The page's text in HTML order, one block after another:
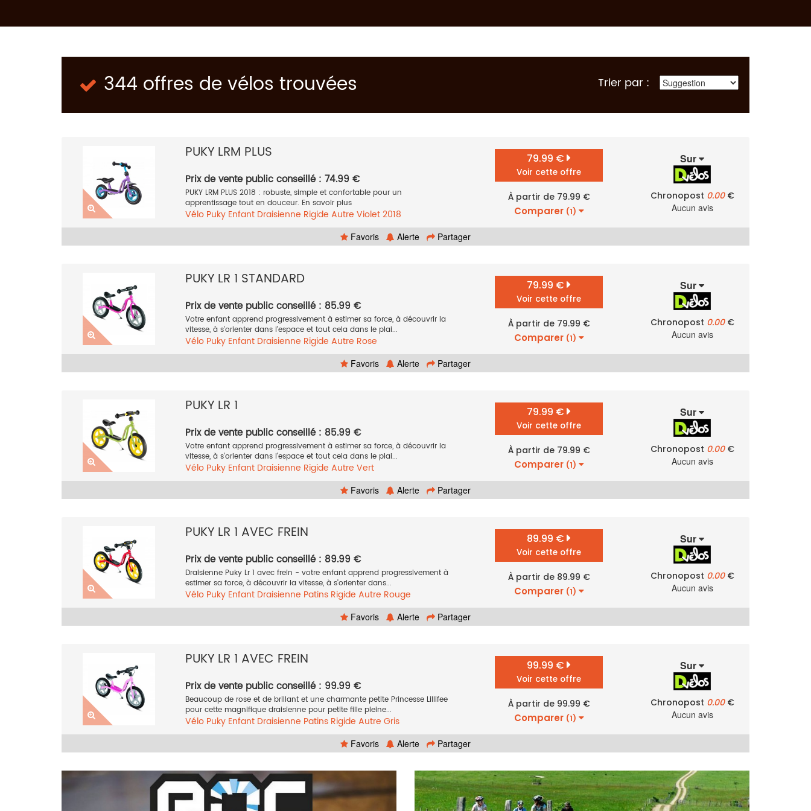
344 offres de vélos trouvées Trier par :
PUKY LRM PLUS
Prix de vente public conseillé : 74.99 €
PUKY LRM PLUS 2018 : robuste, simple et confortable pour un
apprentissage tout en douceur. En savoir plus
Vélo Puky Enfant Draisienne Rigide Autre Violet2018
79.99 €
Voir cette offre
À partir de 79.99 €
Comparer (1)
Sur
Chronopost 0.00€
Aucun avis
Favoris Alerte Partager
PUKY LR 1 STANDARD
Prix de vente public conseillé : 85.99 €
Votre enfant apprend progressivement à estimer sa force, à découvrir la
vitesse, à s'orienter dans l'espace et tout cela dans le plai...
Vélo Puky Enfant Draisienne Rigide Autre Rose
79.99 €
Voir cette offre
À partir de 79.99 €
Comparer (1)
Sur
Chronopost 0.00€
Aucun avis
Favoris Alerte Partager
PUKY LR 1
Prix de vente public conseillé : 85.99 €
Votre enfant apprend progressivement à estimer sa force, à découvrir la
vitesse, à s'orienter dans l'espace et tout cela dans le plai...
Vélo Puky Enfant Draisienne Rigide Autre Vert
79.99 €
Voir cette offre
À partir de 79.99 €
Comparer (1)
Sur
Chronopost 0.00€
Aucun avis
Favoris Alerte Partager
PUKY LR 1 AVEC FREIN
Prix de vente public conseillé : 89.99 €
Draisienne Puky Lr 1 avec frein - votre enfant apprend progressivement à
estimer sa force, à découvrir la vitesse, à s'orienter dans...
Vélo Puky Enfant Draisienne Patins Rigide Autre Rouge
89.99 €
Voir cette offre
À partir de 89.99 €
Comparer (1)
Sur
Chronopost 0.00€
Aucun avis
Favoris Alerte Partager
PUKY LR 1 AVEC FREIN
Prix de vente public conseillé : 99.99 €
Beaucoup de rose et de brillant et une charmante petite Princesse Lillifee
pour cette magnifique draisienne pour petite fille pleine...
Vélo Puky Enfant Draisienne Patins Rigide Autre Gris
99.99 €
Voir cette offre
À partir de 99.99 €
Comparer (1)
Sur
Chronopost 0.00€
Aucun avis
Favoris Alerte Partager